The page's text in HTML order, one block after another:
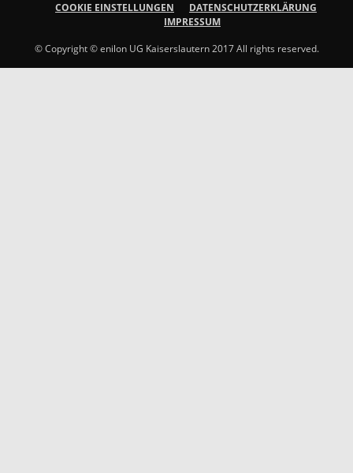
COOKIE EINSTELLUNGEN
DATENSCHUTZERKLÄRUNG
IMPRESSUM
© Copyright © enilon UG Kaiserslautern 2017 All rights reserved.